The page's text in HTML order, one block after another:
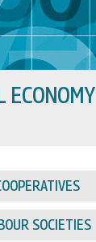
ECONOMY
SOCIETIES